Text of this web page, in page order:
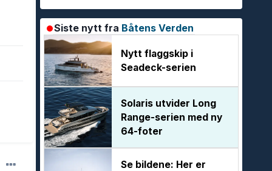
Siste nytt fra Båtens Verden
Nytt flaggskip i
Seadeck-serien
Solaris utvider Long
Range-serien med ny
64-foter
Se bildene: Her er